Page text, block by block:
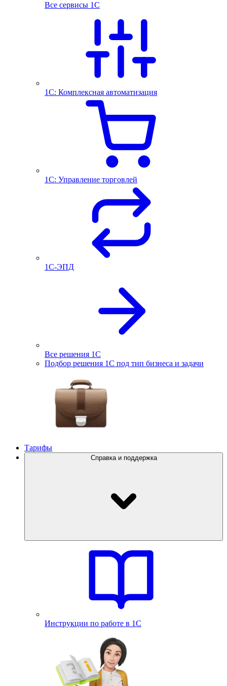
Все сервисы 1С
1С: Комплексная автоматизация
1С: Управление торговлей
1С-ЭПД
Все решения 1С
Подбор решения 1С под тип бизнеса и задачи
Тарифы
Справка и поддержка
Инструкции по работе в 1С